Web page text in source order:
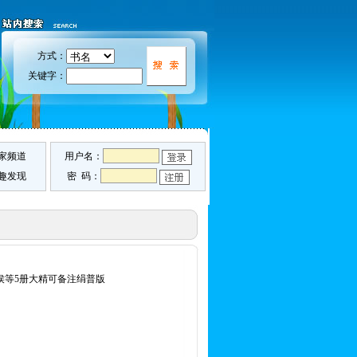
方式：
关键字：
频道
发现
用户名：
密 码：
等5册大精可备注绢普版